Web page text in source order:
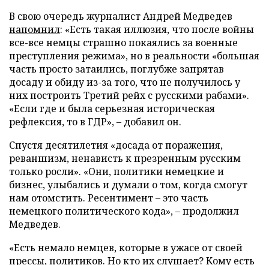
В свою очередь журналист Андрей Медведев
напомнил: «Есть такая иллюзия, что после войны
все-все немцы страшно покаялись за военные
преступления режима», но в реальности «большая
часть просто затаились, поглубже запрятав
досаду и обиду из-за того, что не получилось у
них построить Третий рейх с русскими рабами».
«Если где и была серьезная историческая
рефлексия, то в ГДР», – добавил он.
Спустя десятилетия «досада от поражения,
реваншизм, ненависть к презренным русским
только росли». «Они, политики немецкие и
бизнес, улыбались и думали о том, когда смогут
нам отомстить. Ресентимент – это часть
немецкого политического кода», – продолжил
Медведев.
«Есть немало немцев, которые в ужасе от своей
прессы, политиков. Но кто их слушает? Кому есть